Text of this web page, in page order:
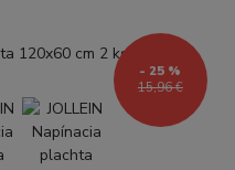
15,96 €
- 25 %